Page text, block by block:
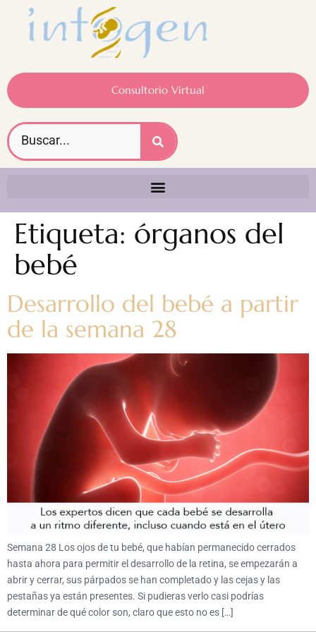
Consultorio Virtual
Etiqueta: órganos del
bebé
Desarrollo del bebé a partir
de la semana 28
Semana 28 Los ojos de tu bebé, que habían permanecido cerrados
hasta ahora para permitir el desarrollo de la retina, se empezarán a
abrir y cerrar, sus párpados se han completado y las cejas y las
pestañas ya están presentes. Si pudieras verlo casi podrías
determinar de qué color son, claro que esto no es […]